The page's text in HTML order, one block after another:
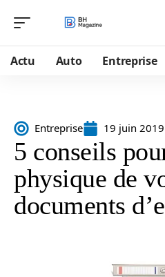
Actu Auto Entreprise
Entreprise 19 juin 2019
5 conseils
physique de
documents